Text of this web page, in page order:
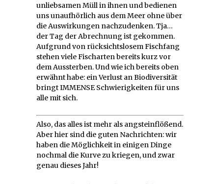
unliebsamen Müll in ihnen und bedienen
uns unaufhörlich aus dem Meer ohne über
die Auswirkungen nachzudenken. Tja…
der Tag der Abrechnung ist gekommen.
Aufgrund von rücksichtslosem Fischfang
stehen viele Fischarten bereits kurz vor
dem Aussterben. Und wie ich bereits oben
erwähnt habe: ein Verlust an Biodiversität
bringt IMMENSE Schwierigkeiten für uns
alle mit sich.
Also, das alles ist mehr als angsteinflößend.
Aber hier sind die guten Nachrichten: wir
haben die Möglichkeit in einigen Dinge
nochmal die Kurve zu kriegen, und zwar
genau dieses Jahr!